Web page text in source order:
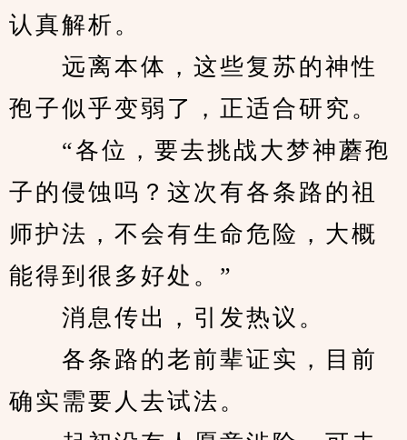
认真解析。
远离本体，这些复苏的神性
孢子似乎变弱了，正适合研究。
“各位，要去挑战大梦神蘑孢
子的侵蚀吗？这次有各条路的祖
师护法，不会有生命危险，大概
能得到很多好处。”
消息传出，引发热议。
各条路的老前辈证实，目前
确实需要人去试法。